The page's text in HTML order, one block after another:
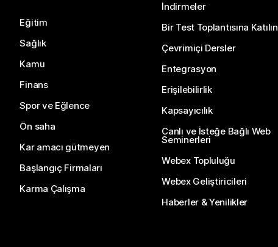
Eğitim
Sağlık
Kamu
Finans
Spor ve Eğlence
Ön saha
Kar amacı gütmeyen
Başlangıç Firmaları
Karma Çalışma
İndirmeler
Bir Test Toplantısına Katılın
Çevrimiçi Dersler
Entegrasyon
Erişilebilirlik
Kapsayıcılık
Canlı ve İsteğe Bağlı Web
Seminerleri
Webex Topluluğu
Webex Geliştiricileri
Haberler & Yenilikler